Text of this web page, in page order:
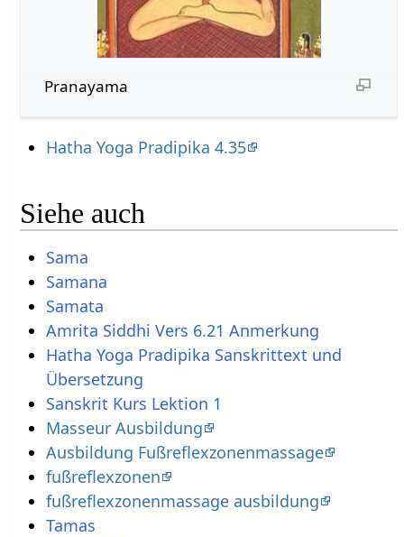
Pranayama
Hatha Yoga Pradipika 4.35
Siehe auch
Sama
Samana
Samata
Amrita Siddhi Vers 6.21 Anmerkung
Hatha Yoga Pradipika Sanskrittext und
Übersetzung
Sanskrit Kurs Lektion 1
Masseur Ausbildung
Ausbildung Fußreflexzonenmassage
fußreflexzonen
fußreflexzonenmassage ausbildung
Tamas